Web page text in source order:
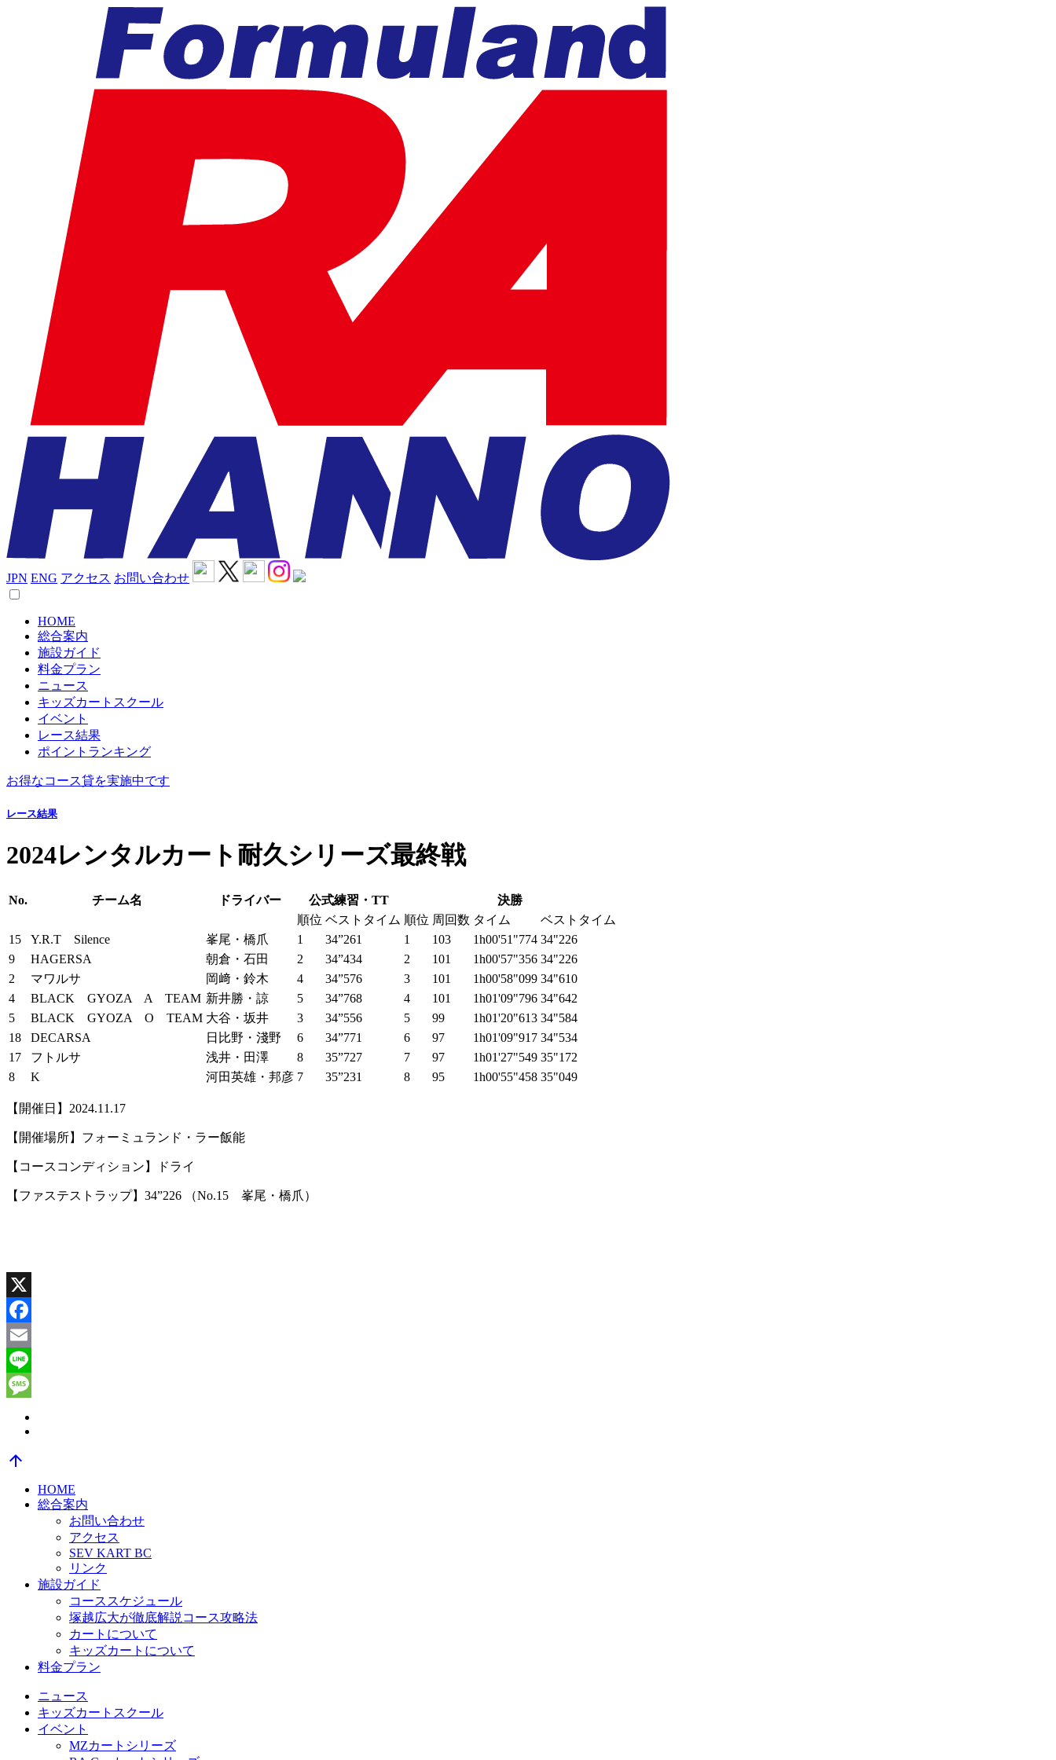
JPN ENG アクセス お問い合わせ
HOME
総合案内
施設ガイド
料金プラン
ニュース
キッズカートスクール
イベント
レース結果
ポイントランキング
お得なコース貸を実施中です
レース結果
2024レンタルカート耐久シリーズ最終戦
No. チーム名 ドライバー 公式練習・TT
決勝
順位 ベストタイム 順位 周回数 タイム
ベストタイム
15
Y.R.T Silence 峯尾・橋爪 1 34”261 1 103 1h00'51"774 34"226
9
HAGERSA 朝倉・石田 2 34”434 2 101 1h00'57"356 34"226
2
マワルサ 岡﨑・鈴木 4 34”576 3 101 1h00'58"099 34"610
4
BLACK GYOZA A TEAM 新井勝・諒 5 34”768 4 101 1h01'09"796 34"642
5
BLACK GYOZA O TEAM 大谷・坂井 3 34”556 5 99 1h01'20"613 34"584
18
DECARSA 日比野・淺野 6 34”771 6 97 1h01'09"917 34"534
17
フトルサ 浅井・田澤 8 35”727 7 97 1h01'27"549 35"172
8
K 河田英雄・邦彦 7 35”231 8 95 1h00'55"458 35"049
【開催日】2024.11.17
【開催場所】フォーミュランド・ラー飯能
【コースコンディション】ドライ
【ファステストラップ】34”226 （No.15 峯尾・橋爪）
X
Facebook
Email
Line
arrow_upward
HOME
総合案内
お問い合わせ
アクセス
SEV KART BC
リンク
施設ガイド
コーススケジュール
塚越広大が徹底解説コース攻略法
カートについて
キッズカートについて
料金プラン
ニュース
キッズカートスクール
イベント
MZカートシリーズ